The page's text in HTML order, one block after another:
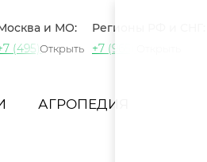
и МО:
(495) 721-60-15
Открыть
Регионы РФ и СНГ:
+7 (965) 420-10-10
АГРОПЕДИЯ